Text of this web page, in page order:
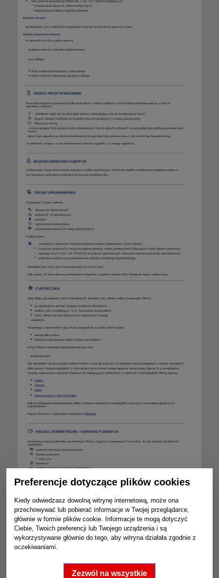
Preferencje dotyczące plików cookies
Kiedy odwiedzasz dowolną witrynę internetową, może ona
przechowywać lub pobierać informacje w Twojej przeglądarce,
głównie w formie plików cookie. Informacje te mogą dotyczyć
Ciebie, Twoich preferencji lub Twojego urządzenia i są
wykorzystywane głównie do tego, aby witryna działała zgodnie z
oczekiwaniami.
Zezwól na wszystkie